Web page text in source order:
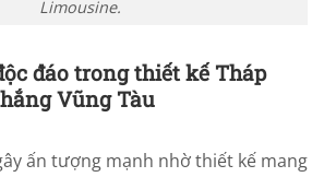
Limousine.
đáo trong thiết kế Tháp
Vũng Tàu
ấn tượng mạnh nhờ thiết kế mang